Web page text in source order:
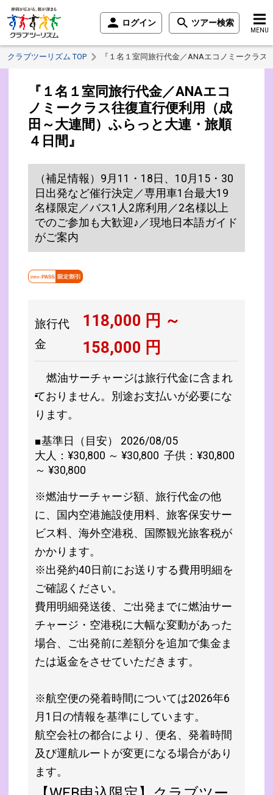
ログイン ツアー検索
MENU
クラブツーリズム TOP 『１名１室同旅行代金／ANAエコノミークラ
『１名１室同旅行代金／ANAエコ
ノミークラス往復直行便利用（成
田～大連間）ふらっと大連・旅順
４日間』
（補足情報）9月11・18日、10月15・30
日出発など催行決定／専用車1台最大19
名様限定／バス1人2席利用／2名様以上
でのご参加も大歓迎♪／現地日本語ガイド
がご案内
旅行代
金
118,000 円 ～
158,000 円
燃油サーチャージは旅行代金に含まれ
ておりません。別途お支払いが必要にな
ります。
■基準日（目安） 2026/08/05
大人：¥30,800 ～ ¥30,800 子供：¥30,800
～ ¥30,800
※燃油サーチャージ額、旅行代金の他
に、国内空港施設使用料、旅客保安サー
ビス料、海外空港税、国際観光旅客税が
かかります。
※出発約40日前にお送りする費用明細を
ご確認ください。
費用明細発送後、ご出発までに燃油サー
チャージ・空港税に大幅な変動があった
場合、ご出発前に差額分を追加で集金ま
たは返金をさせていただきます。
※航空便の発着時間については2026年6
月1日の情報を基準にしています。
航空会社の都合により、便名、発着時間
及び運航ルートが変更になる場合があり
ます。